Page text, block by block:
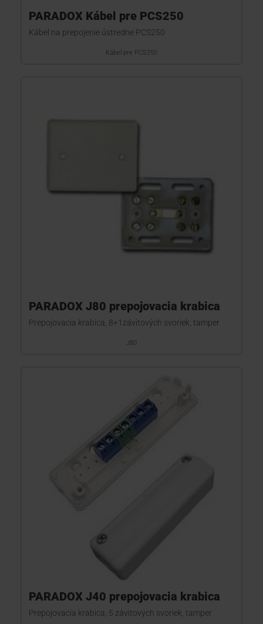
PARADOX Kábel pre PCS250
Kábel na prepojenie ústredne PCS250
Kábel pre PCS250
PARADOX J80 prepojovacia krabica
Prepojovacia krabica, 8+1závitových svoriek, tamper
J80
PARADOX J40 prepojovacia krabica
Prepojovacia krabica, 5 závitových svoriek, tamper